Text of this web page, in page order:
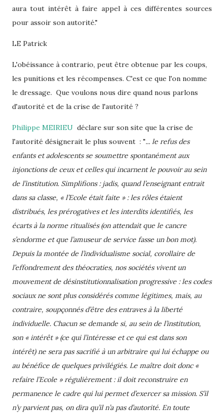
aura tout intérêt à faire appel à ces différentes sources
pour assoir son autorité."
LE Patrick
L'obéissance à contrario, peut être obtenue par les coups,
les punitions et les récompenses. C'est ce que l'on nomme
le dressage. Que voulons nous dire quand nous parlons
d'autorité et de la crise de l'autorité ?
Philippe MEIRIEU déclare sur son site que la crise de
l'autorité désignerait le plus souvent : "... le refus des
enfants et adolescents se soumettre spontanément aux
injonctions de ceux et celles qui incarnent le pouvoir au sein
de l’institution. Simplifions : jadis, quand l’enseignant entrait
dans sa classe, « l’Ecole était faite » : les rôles étaient
distribués, les prérogatives et les interdits identifiés, les
écarts à la norme ritualisés (on attendait que le cancre
s’endorme et que l’amuseur de service fasse un bon mot).
Depuis la montée de l’individualisme social, corollaire de
l’effondrement des théocraties, nos sociétés vivent un
mouvement de désinstitutionnalisation progressive : les codes
sociaux ne sont plus considérés comme légitimes, mais, au
contraire, soupçonnés d’être des entraves à la liberté
individuelle. Chacun se demande si, au sein de l’institution,
son « intérêt » (ce qui l’intéresse et ce qui est dans son
intérêt) ne sera pas sacrifié à un arbitraire qui lui échappe ou
au bénéfice de quelques privilégiés. Le maître doit donc «
refaire l’Ecole » régulièrement : il doit reconstruire en
permanence le cadre qui lui permet d’exercer sa mission. S’il
n’y parvient pas, on dira qu’il n’a pas d’autorité. En toute